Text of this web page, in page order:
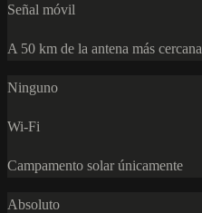
Señal móvil
A 50 km de la antena más cercana
Ninguno
Wi-Fi
Campamento solar únicamente
Absoluto